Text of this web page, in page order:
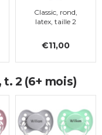
Classic, rond,
latex, taille 2
€11,00
2 (6+ mois)